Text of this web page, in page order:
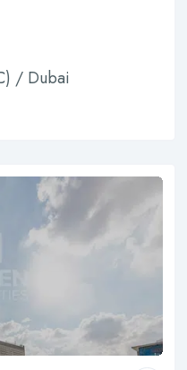
/ Dubai